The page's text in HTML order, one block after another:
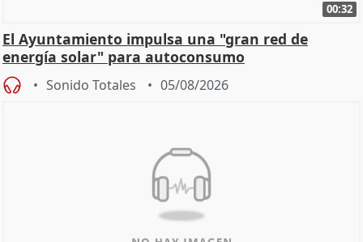
00:32
El Ayuntamiento impulsa una "gran red de
energía solar" para autoconsumo
Sonido Totales 05/08/2026